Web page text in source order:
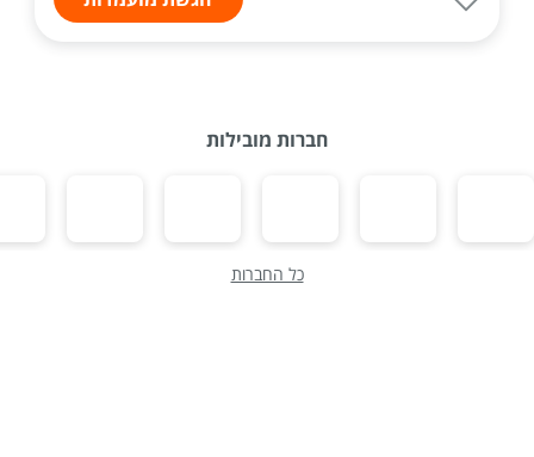
חברות מובילות
כל החברות